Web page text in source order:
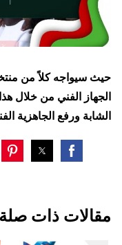
حيث سيواجه كلاً من
الجهاز الفني من خلال
الشابة ورفع الجاهزية
مقالات ذات صلة